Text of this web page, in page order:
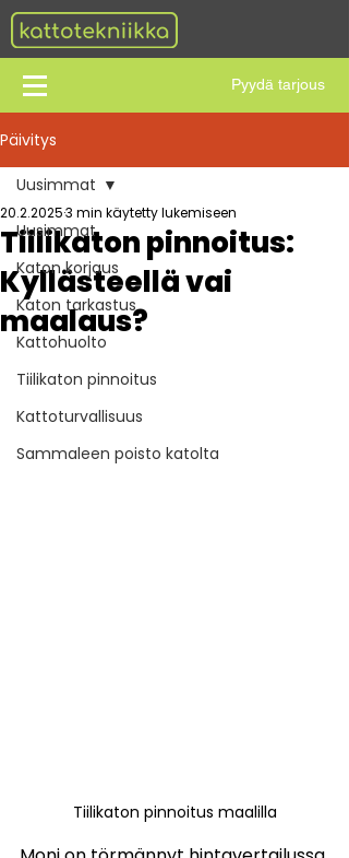
Pyydä tarjous
Päivitys
Uusimmat
Katon korjaus
Katon tarkastus
Kattohuolto
Tiilikaton pinnoitus
Kattoturvallisuus
Sammaleen poisto katolta
Uusimmat
Tiilikaton pinnoitus:
Kyllästeellä vai
maalaus?
20.2.20253 min käytetty lukemiseen
Tiilikaton pinnoitus maalilla